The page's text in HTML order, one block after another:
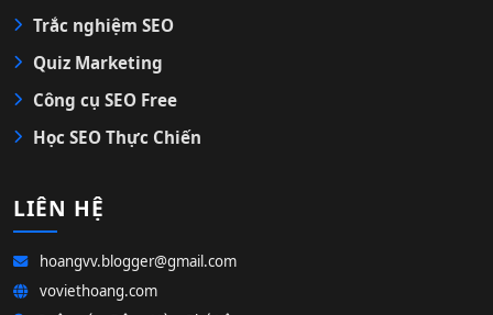
Trắc nghiệm SEO
Quiz Marketing
Công cụ SEO Free
Học SEO Thực Chiến
LIÊN HỆ
hoangvv.blogger@gmail.com
voviethoang.com